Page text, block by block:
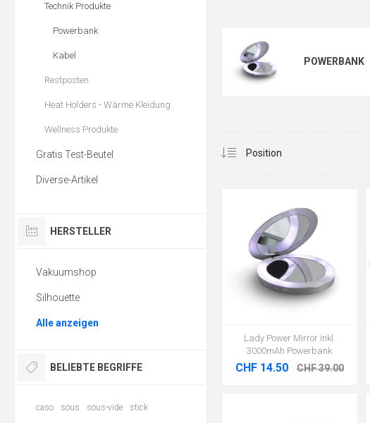
POWERBANK
Lady Power Mirror inkl.
3000mAh Powerbank
CHF 14.50 CHF 39.00
Technik Produkte
Powerbank
Kabel
Restposten
Heat Holders - Wärme Kleidung
Wellness Produkte
Gratis Test-Beutel
Diverse-Artikel
HERSTELLER
Vakuumshop
Silhouette
Alle anzeigen
BELIEBTE BEGRIFFE
caso sous sous-vide stick